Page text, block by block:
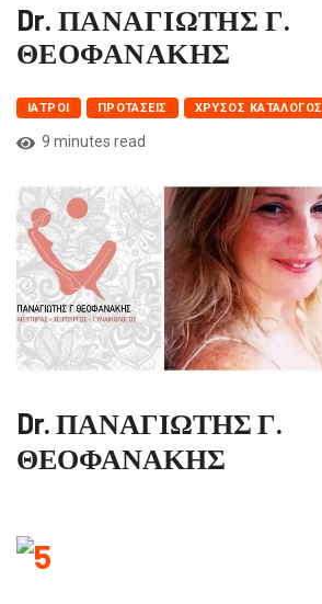
Dr. ΠΑΝΑΓΙΩΤΗΣ Γ.
ΘΕΟΦΑΝΑΚΗΣ
ΙΑΤΡΟΊ ΠΡΟΤΆΣΕΙΣ ΧΡΥΣΌΣ ΚΑΤΆΛΟΓΟΣ
9 minutes read
Dr. ΠΑΝΑΓΙΩΤΗΣ Γ.
ΘΕΟΦΑΝΑΚΗΣ